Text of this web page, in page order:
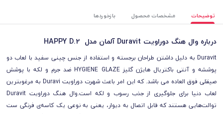
توضیحات مشخصات محصول بازخوردها
درباره وال هنگ دوراویت Duravit آلمان مدل HAPPY D.2
Duravit به دلیل داشتن طراحان برجسته و استفاده از جنس چینی سفید با لعاب دو
پوششه و آنتی باکتریال هایژن گلیز HYGIENE GLAZE ضد جرم و لکه با پوشش
صیقلی فوق العاده می باشد. که این امر باعث شهرت دوراویت Duravi به مرغوبترین
لعاب دنیا برای جلوگیری از جذب رسوب و لکه است.وال هنگ دوراویت Duravit
توالت‌هایی هستند که قابل اتصال به دیوار، یعنی به نوعی یک کاسه‌ی فرنگی ست